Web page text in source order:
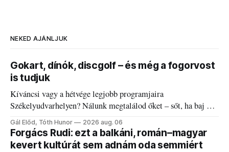
NEKED AJÁNLJUK
Gokart, dínók, discgolf – és még a fogorvost
is tudjuk
Kíváncsi vagy a hétvége legjobb programjaira
Székelyudvarhelyen? Nálunk megtalálod őket – sőt, ha baj van
a fogaddal, a fogorvosi ügyeletet is!
Gál Előd, Tóth Hunor 2026 aug. 06
Forgács Rudi: ezt a balkáni, román–magyar
kevert kultúrát sem adnám oda semmiért